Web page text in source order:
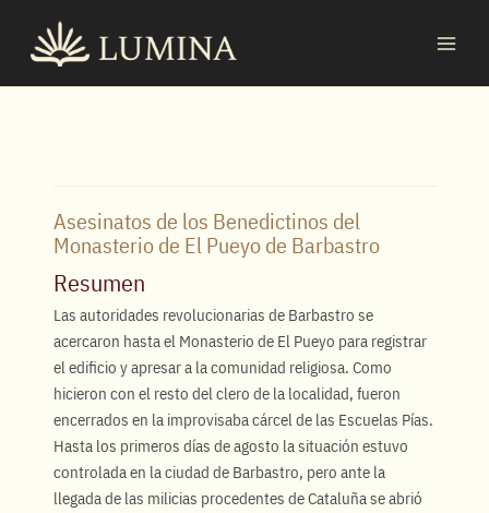
contenido
Asesinatos de los Benedictinos del
Monasterio de El Pueyo de Barbastro
Resumen
Las autoridades revolucionarias de Barbastro se
acercaron hasta el Monasterio de El Pueyo para registrar
el edificio y apresar a la comunidad religiosa. Como
hicieron con el resto del clero de la localidad, fueron
encerrados en la improvisaba cárcel de las Escuelas Pías.
Hasta los primeros días de agosto la situación estuvo
controlada en la ciudad de Barbastro, pero ante la
llegada de las milicias procedentes de Cataluña se abrió